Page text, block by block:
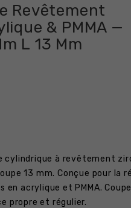
Revêtement
& PMMA —
L 13 Mm
cylindrique à revêtement
13 mm. Conçue pour la
acrylique et PMMA.
propre et régulier.